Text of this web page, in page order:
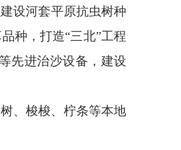
设河套平原抗虫树种
种，打造“三北”工程
先进治沙设备，建设
、梭梭、柠条等本地